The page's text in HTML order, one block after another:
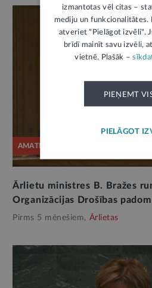
AMATPERSONAS RUNA
Ārlietu ministres B. Bražes
Organizācijas Drošības
Pirms 5 mēnešiem, Ārlietas
izmantotas vēl citas –
mediju un funkcionalitātes.
atveriet "Pielāgot izvēli".
brīdī mainīt savu izvēli,
vietnē. Plašāk –
PIEŅEMT
PIELĀGOT